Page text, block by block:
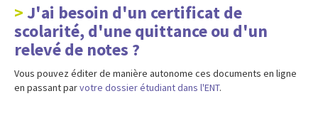
J'ai besoin d'un certificat de
scolarité, d'une quittance ou d'un
relevé de notes ?
Vous pouvez éditer de manière autonome ces documents en ligne
en passant parvotre dossier étudiant dans l'ENT.